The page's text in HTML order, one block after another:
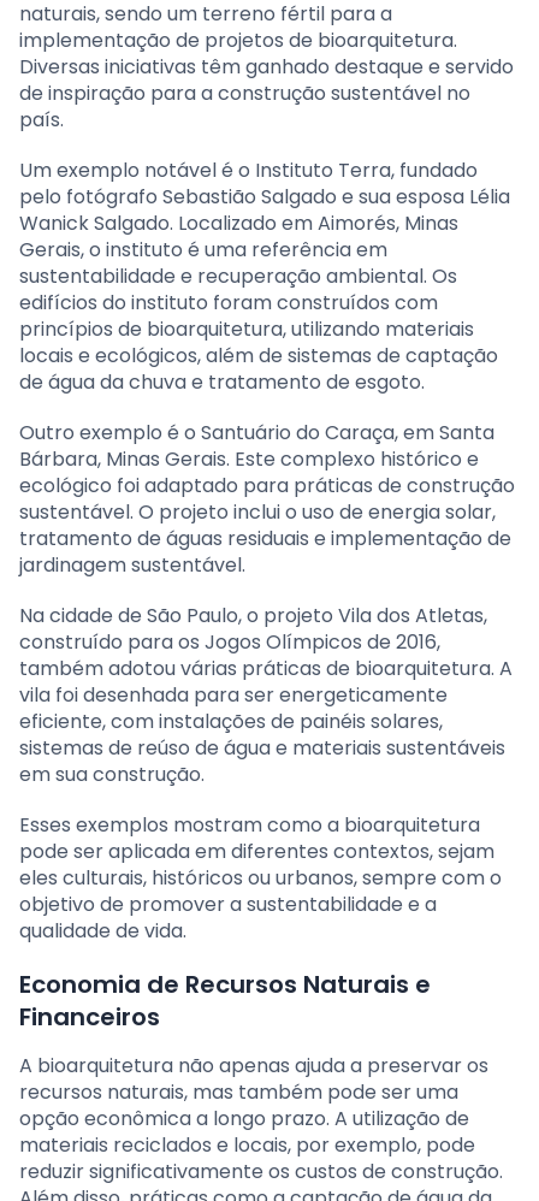
naturais, sendo um terreno fértil para a
implementação de projetos de bioarquitetura.
Diversas iniciativas têm ganhado destaque e servido
de inspiração para a construção sustentável no
país.
Um exemplo notável é o Instituto Terra, fundado
pelo fotógrafo Sebastião Salgado e sua esposa Lélia
Wanick Salgado. Localizado em Aimorés, Minas
Gerais, o instituto é uma referência em
sustentabilidade e recuperação ambiental. Os
edifícios do instituto foram construídos com
princípios de bioarquitetura, utilizando materiais
locais e ecológicos, além de sistemas de captação
de água da chuva e tratamento de esgoto.
Outro exemplo é o Santuário do Caraça, em Santa
Bárbara, Minas Gerais. Este complexo histórico e
ecológico foi adaptado para práticas de construção
sustentável. O projeto inclui o uso de energia solar,
tratamento de águas residuais e implementação de
jardinagem sustentável.
Na cidade de São Paulo, o projeto Vila dos Atletas,
construído para os Jogos Olímpicos de 2016,
também adotou várias práticas de bioarquitetura. A
vila foi desenhada para ser energeticamente
eficiente, com instalações de painéis solares,
sistemas de reúso de água e materiais sustentáveis
em sua construção.
Esses exemplos mostram como a bioarquitetura
pode ser aplicada em diferentes contextos, sejam
eles culturais, históricos ou urbanos, sempre com o
objetivo de promover a sustentabilidade e a
qualidade de vida.
Economia de Recursos Naturais e
Financeiros
A bioarquitetura não apenas ajuda a preservar os
recursos naturais, mas também pode ser uma
opção econômica a longo prazo. A utilização de
materiais reciclados e locais, por exemplo, pode
reduzir significativamente os custos de construção.